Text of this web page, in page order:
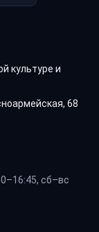
культуре и
68
сб–вс